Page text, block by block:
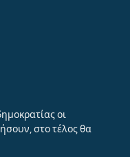
οι
στο τέλος θα